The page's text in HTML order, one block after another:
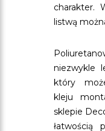
charakter.
listwą
niezwykle
który
kleju
sklepie
łatwością